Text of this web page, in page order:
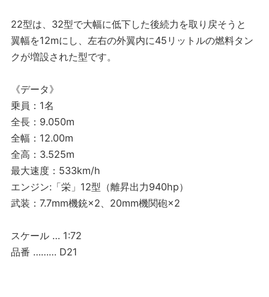
22型は、32型で大幅に低下した後続力を取り戻そうと
翼幅を12mにし、左右の外翼内に45リットルの燃料タン
クが増設された型です。
《データ》
乗員：1名
全長：9.050m
全幅：12.00m
全高：3.525m
最大速度：533km/h
エンジン:「栄」12型（離昇出力940hp）
武装：7.7mm機銃×2、20mm機関砲×2
スケール … 1:72
品番 ……… D21